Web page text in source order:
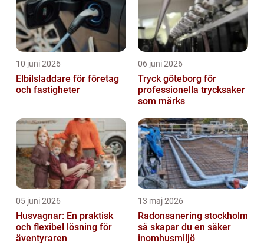
10 juni 2026
Elbilsladdare för företag
och fastigheter
06 juni 2026
Tryck göteborg för
professionella trycksaker
som märks
05 juni 2026
Husvagnar: En praktisk
och flexibel lösning för
äventyraren
13 maj 2026
Radonsanering stockholm
så skapar du en säker
inomhusmiljö